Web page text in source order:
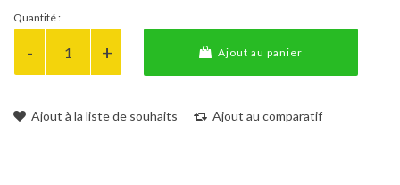
Quantité :
Ajout au panier
Ajout à la liste de souhaits Ajout au comparatif